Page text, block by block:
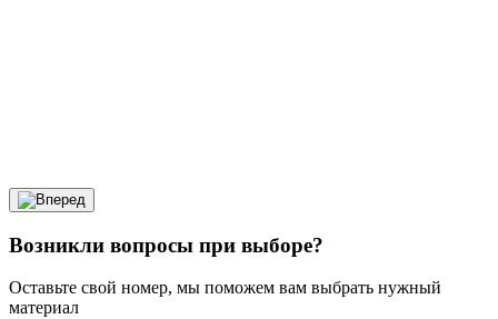
Возникли вопросы при выборе?
Оставьте свой номер, мы поможем вам выбрать нужный
материал